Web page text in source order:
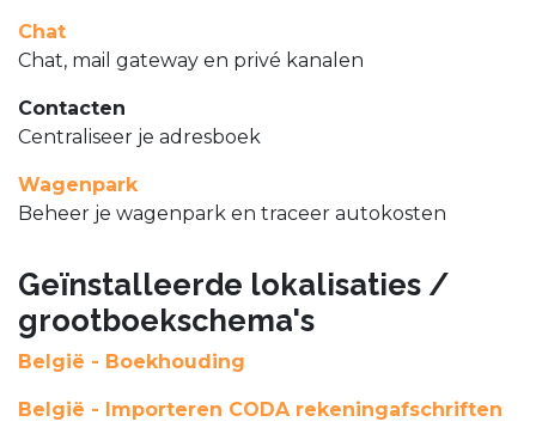
Chat
Chat, mail gateway en privé kanalen
Contacten
Centraliseer je adresboek
Wagenpark
Beheer je wagenpark en traceer autokosten
Geïnstalleerde lokalisaties /
grootboekschema's
België - Boekhouding
België - Importeren CODA rekeningafschriften